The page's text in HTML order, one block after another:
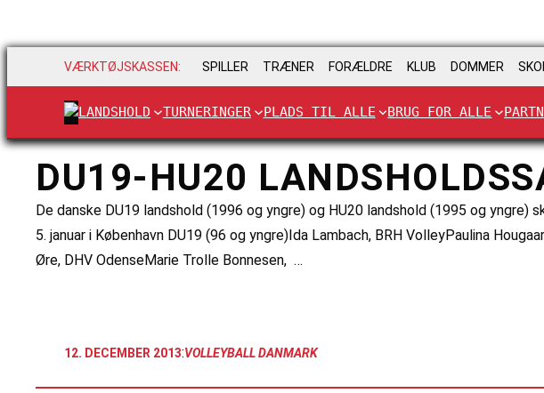
VÆRKTØJSKASSEN: SPILLER TRÆNER FORÆLDRE KLUB DOMMER
LANDSHOLD TURNERINGER PLADS TIL ALLE BRUG FOR ALLE
DU19-HU20
De danske DU19 landshold (1996 og yngre) og HU20 landshold (1995 og
5. januar i København DU19 (96 og yngre)Ida Lambach, BRH VolleyPaulina
Øre, DHV OdenseMarie Trolle Bonnesen, …
12. DECEMBER 2013:VOLLEYBALL DANMARK